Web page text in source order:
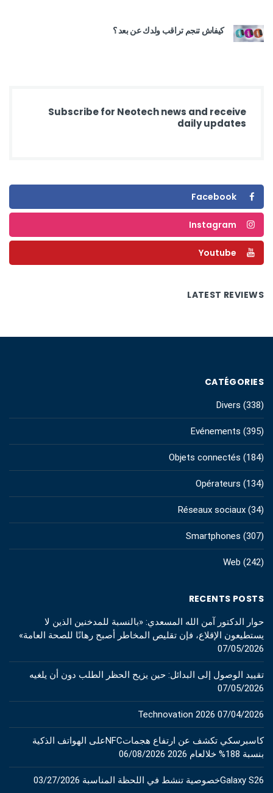
كيفاش تنجم تراقب ولدك عن بعد ؟
Subscribe for Neotech news and receive
daily updates
Facebook
Instagram
Youtube
LATEST REVIEWS
CATÉGORIES
Divers (338)
Evénements (395)
Objets connectés (184)
Opérateurs (134)
Réseaux sociaux (34)
Smartphones (307)
Web (242)
RECENTS POSTS
حوار الدكتور آمن الله المسعدي: «بالنسبة للمدخنين الذين لا
يستطيعون الإقلاع، فإن تقليص المخاطر أصبح رهانًا للصحة العامة»
07/05/2026
تقييد الوصول إلى البدائل: حين يزيح الحظر الطلب دون أن يلغيه
07/05/2026
Technovation 2026 07/04/2026
كاسبرسكي تكشف عن ارتفاع هجماتNFCعلى الهواتف الذكية
بنسبة 188% خلالعام 2026
06/08/2026
Galaxy S26خصوصية تنشط في اللحظة المناسبة 03/27/2026